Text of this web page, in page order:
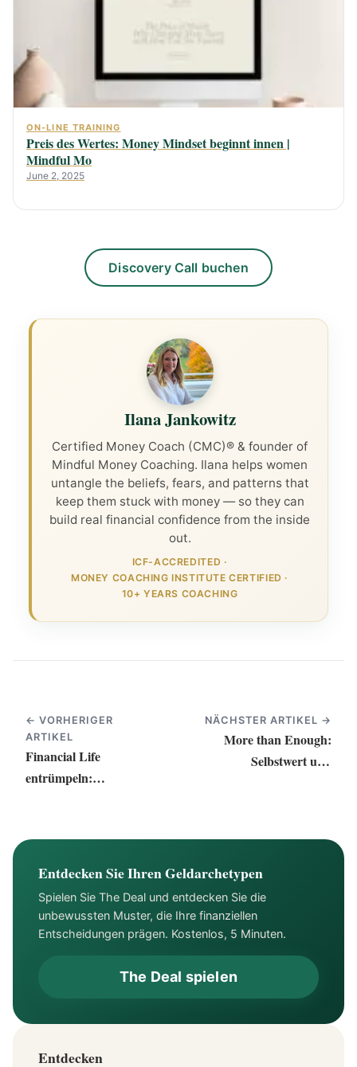
ON-LINE TRAINING
Preis des Wertes: Money Mindset beginnt innen |
Mindful Mo
June 2, 2025
Discovery Call buchen
Ilana Jankowitz
Certified Money Coach (CMC)® & founder of
Mindful Money Coaching. Ilana helps women
untangle the beliefs, fears, and patterns that
keep them stuck with money — so they can
build real financial confidence from the inside
out.
ICF-ACCREDITED ·
MONEY COACHING INSTITUTE CERTIFIED ·
10+ YEARS COACHING
← VORHERIGER
ARTIKEL
Financial Life
entrümpeln:
NÄCHSTER ARTIKEL →
More than Enough:
Selbstwert und
Entdecken Sie Ihren Geldarchetypen
Spielen Sie The Deal und entdecken Sie die
unbewussten Muster, die Ihre finanziellen
Entscheidungen prägen. Kostenlos, 5 Minuten.
The Deal spielen
Entdecken